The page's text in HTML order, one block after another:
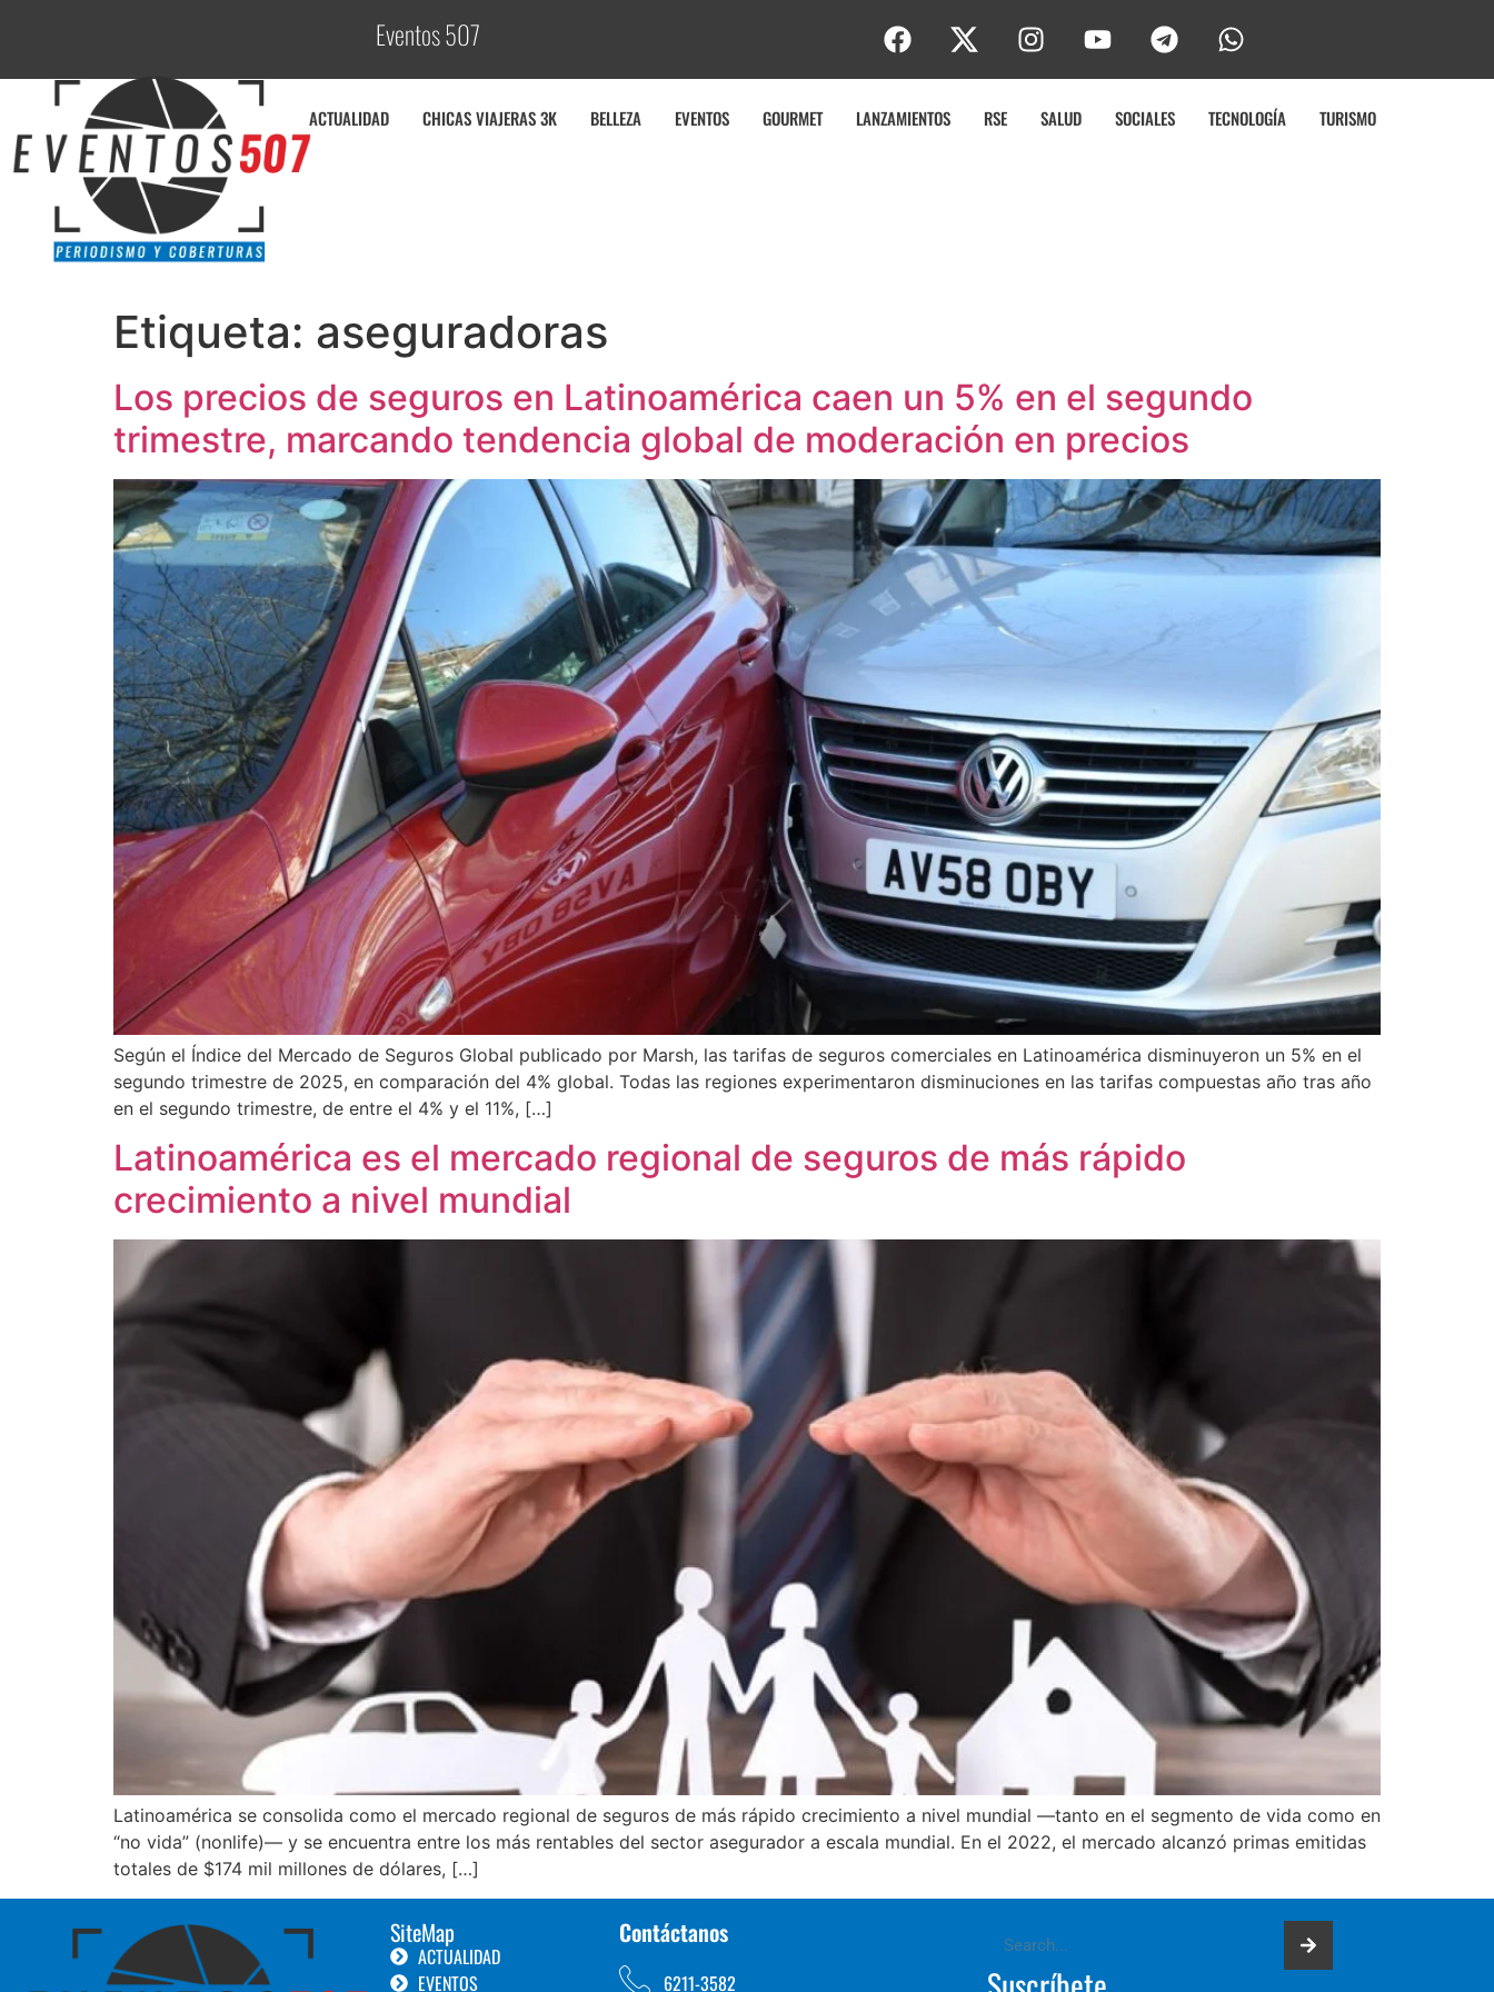
Eventos 507Co
ACTUALIDAD CHICAS VIAJERAS 3K BELLEZA EVENTOS GOURMET LANZAMIENTOS RSE SALUD SOCIALES TECNOLOGÍA TURISMO
Etiqueta: aseguradoras
Los precios de seguros en Latinoamérica caen un 5% en el segundo
trimestre, marcando tendencia global de moderación en precios
Según el Índice del Mercado de Seguros Global publicado por Marsh, las tarifas de seguros comerciales en Latinoamérica disminuyeron un 5% en el
segundo trimestre de 2025, en comparación del 4% global. Todas las regiones experimentaron disminuciones en las tarifas compuestas año tras año
en el segundo trimestre, de entre el 4% y el 11%, […]
Latinoamérica es el mercado regional de seguros de más rápido
crecimiento a nivel mundial
Latinoamérica se consolida como el mercado regional de seguros de más rápido crecimiento a nivel mundial —tanto en el segmento de vida como en
“no vida” (nonlife)— y se encuentra entre los más rentables del sector asegurador a escala mundial. En el 2022, el mercado alcanzó primas emitidas
totales de $174 mil millones de dólares, […]
SiteMap
ACTUALIDAD
EVENTOS
Contáctanos
6211-3582